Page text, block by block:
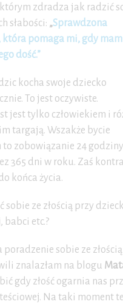
zdradza jak radzić
słabości: „Sprawdzona
która pomaga mi, gdy
dość.”
kocha swoje dziecko
To jest oczywiste.
jest tylko człowiekiem i
targają. Wszakże bycie
to zobowiązanie 24
365 dni w roku. Zaś
końca życia.
sobie ze złością przy
babci etc.?
poradzenie sobie ze
znalazłam na blogu
gdy złość ogarnia nas
Na taki moment